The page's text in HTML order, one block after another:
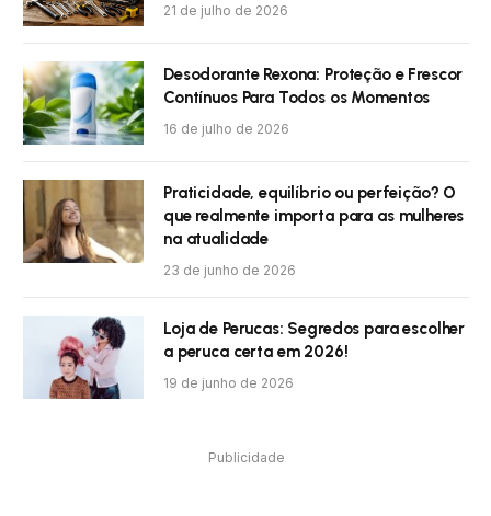
21 de julho de 2026
Desodorante Rexona: Proteção e Frescor
Contínuos Para Todos os Momentos
16 de julho de 2026
Praticidade, equilíbrio ou perfeição? O
que realmente importa para as mulheres
na atualidade
23 de junho de 2026
Loja de Perucas: Segredos para escolher
a peruca certa em 2026!
19 de junho de 2026
Publicidade